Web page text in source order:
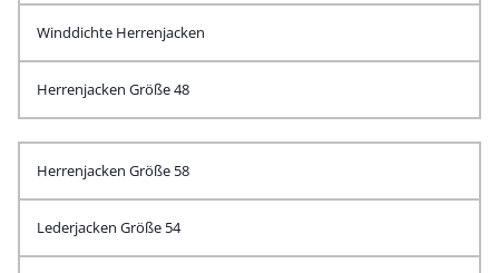
Winddichte Herrenjacken
Herrenjacken Größe 48
Herrenjacken Größe 58
Lederjacken Größe 54